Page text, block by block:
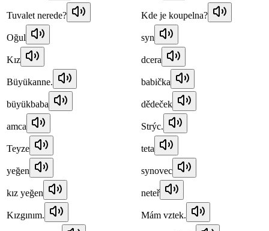
Tuvalet nerede? Kde je koupelna?
Oğul syn
Kız dcera
Büyükanne. babička
büyükbaba dědeček
amca Strýc.
Teyze teta
yeğen synovec
kız yeğen neteř
Kızgınım. Mám vztek.